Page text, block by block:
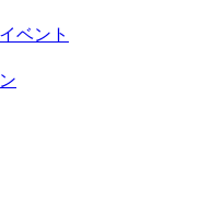
ベント